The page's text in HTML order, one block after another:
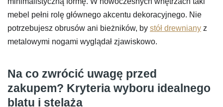
mebel pełni rolę głównego akcentu dekoracyjnego. Nie
potrzebujesz obrusów ani bieżników, by stół drewniany z
metalowymi nogami wyglądał zjawiskowo.
Na co zwrócić uwagę przed
zakupem? Kryteria wyboru idealnego
blatu i stelaża